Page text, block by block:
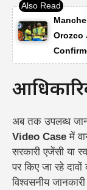
Orozco
अब तक उपलब्ध
Video Caseमें
सरकारी एजेंसी या
पर किए जा रहे
विश्वसनीय